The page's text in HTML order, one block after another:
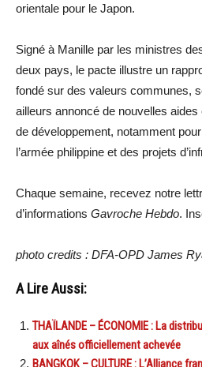
orientale pour le Japon.
Signé à Manille par les ministres
deux pays, le pacte illustre un
fondé sur des valeurs communes,
ailleurs annoncé de nouvelles
de développement, notamment
l’armée philippine et des projets
Chaque semaine, recevez notre
d’informations Gavroche Hebdo.
photo credits : DFA-OPD James
A Lire Aussi:
THAÏLANDE – ÉCONOMIE : La
aux aînés officiellement achevée
BANGKOK – CULTURE : L’Alliance